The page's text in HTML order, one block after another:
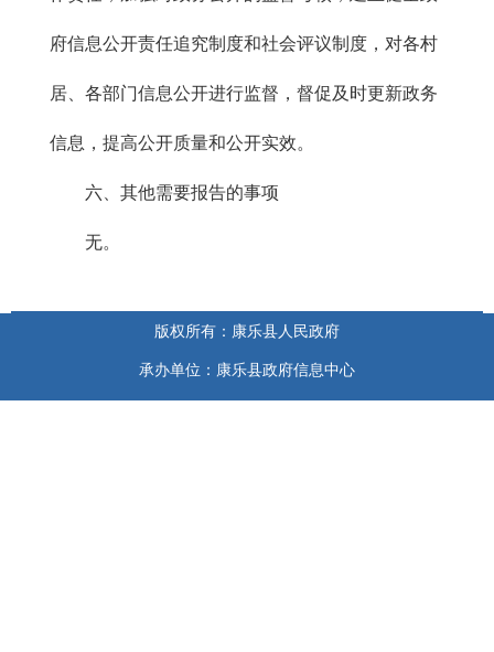
府信息公开责任追究制度和社会评议制度，对各村
居、各部门信息公开进行监督，督促及时更新政务
信息，提高公开质量和公开实效。
六、其他需要报告的事项
无。
版权所有：康乐县人民政府
承办单位：康乐县政府信息中心